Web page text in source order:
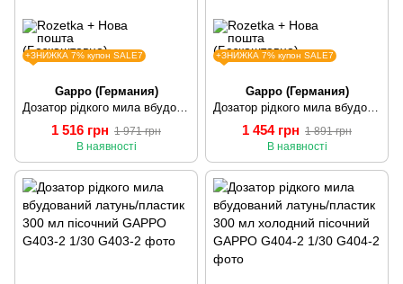
+ЗНИЖКА 7% купон SALE7
Gappo (Германия)
1 516 грн 1 971 грн
В наявності
+ЗНИЖКА 7% купон SALE7
Gappo (Германия)
1 454 грн 1 891 грн
В наявності